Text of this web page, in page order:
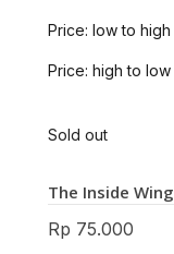
Price: low to high
Price: high to low
Sold out
The Inside Wing
Rp 75.000